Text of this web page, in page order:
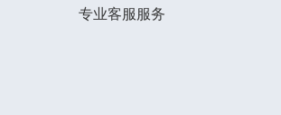
专业客服服务